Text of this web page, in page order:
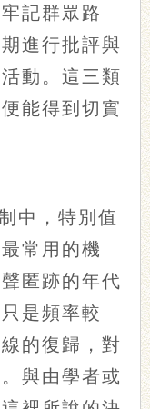
記群眾路
進行批評與
動。這三類
能得到切實
中，特別值
常用的機
匿跡的年代
是頻率較
的復歸，對
與由學者或